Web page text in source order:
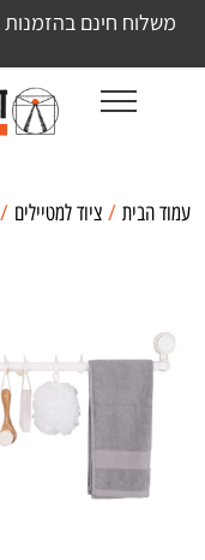
עמוד הבית / ציוד למטיילים /